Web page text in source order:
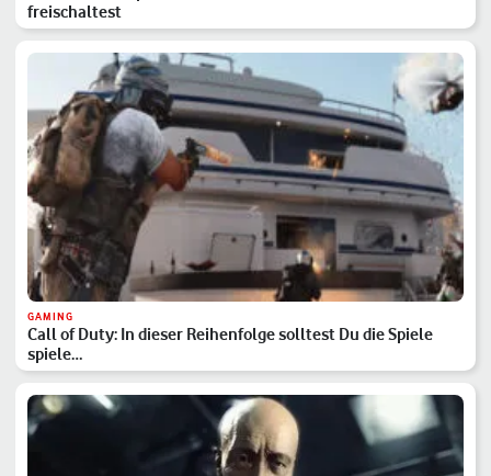
freischaltest
GAMING
Call of Duty: In dieser Reihenfolge solltest Du die Spiele
spiele…